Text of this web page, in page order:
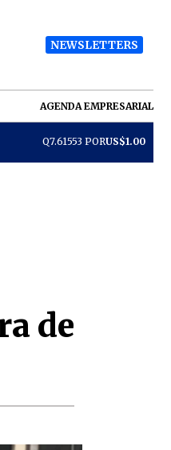
NEWSLETTERS
AGENDA EMPRESARIAL
Q7.61553 PORUS$1.00
de